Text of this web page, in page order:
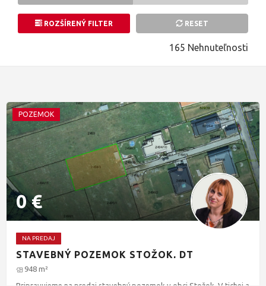
ROZŠÍRENÝ FILTER RESET
165 Nehnuteľnosti
0 €
POZEMOK
NA PREDAJ
STAVEBNÝ POZEMOK STOŽOK, DT
948 m²